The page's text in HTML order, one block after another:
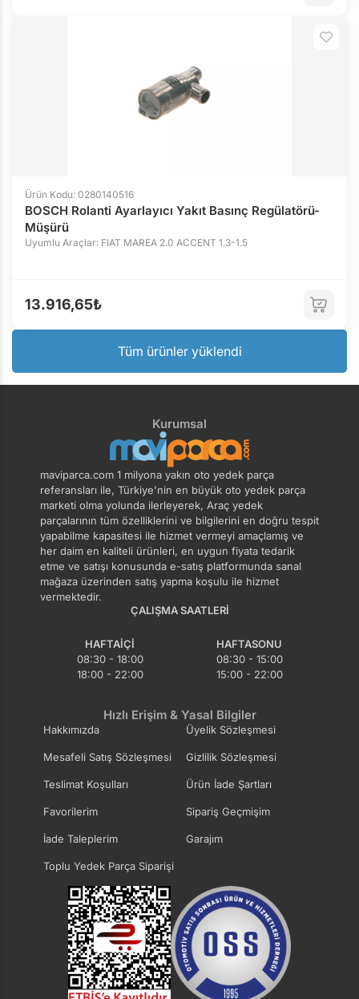
Ürün Kodu: 0280140516
BOSCH Rolanti Ayarlayıcı Yakıt Basınç Regülatörü-
Müşürü
Uyumlu Araçlar: FIAT MAREA 2.0 ACCENT 1.3-1.5
13.916,65₺
Tüm ürünler yüklendi
Kurumsal
maviparca.com 1 milyona yakın oto yedek parça
referansları ile, Türkiye'nin en büyük oto yedek parça
marketi olma yolunda ilerleyerek, Araç yedek
parçalarının tüm özelliklerini ve bilgilerini en doğru tespit
yapabilme kapasitesi ile hizmet vermeyi amaçlamış ve
her daim en kaliteli ürünleri, en uygun fiyata tedarik
etme ve satışı konusunda e-satış platformunda sanal
mağaza üzerinden satış yapma koşulu ile hizmet
vermektedir.
ÇALIŞMA SAATLERI
HAFTAIÇI
08:30 - 18:00
18:00 - 22:00
HAFTASONU
08:30 - 15:00
15:00 - 22:00
Hızlı Erişim & Yasal Bilgiler
Hakkımızda Üyelik Sözleşmesi
Mesafeli Satış Sözleşmesi Gizlilik Sözleşmesi
Teslimat Koşulları Ürün İade Şartları
Favorilerim Sipariş Geçmişim
İade Taleplerim Garajım
Toplu Yedek Parça Siparişi